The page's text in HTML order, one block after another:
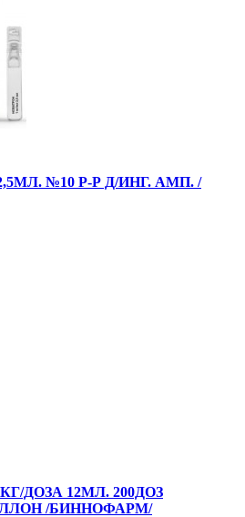
№10 Р-Р Д/ИНГ. АМП. /
ДОЗА 12МЛ. 200ДОЗ
/БИННОФАРМ/